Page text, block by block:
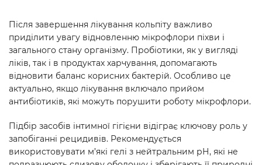
Після завершення лікування кольпіту важливо
приділити увагу відновленню мікрофлори піхви і
загального стану організму. Пробіотики, як у вигляді
ліків, так і в продуктах харчування, допомагають
відновити баланс корисних бактерій. Особливо це
актуально, якщо лікування включало прийом
антибіотиків, які можуть порушити роботу мікрофлори.
Підбір засобів інтимної гігієни відіграє ключову роль у
запобіганні рецидивів. Рекомендується
використовувати м’які гелі з нейтральним рН, які не